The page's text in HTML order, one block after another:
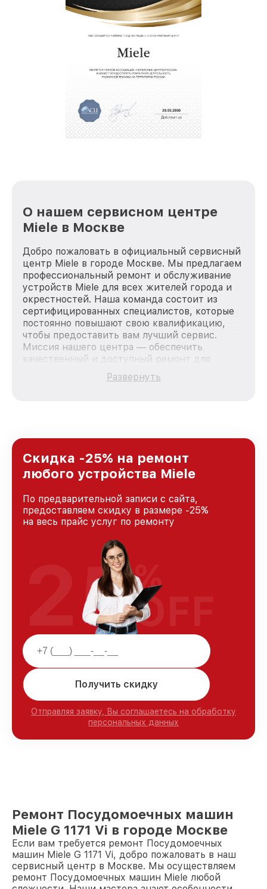
О нашем сервисном центре
Miele в Москве
Добро пожаловать в официальный сервисный
центр Miele в городе Москве. Мы предлагаем
профессиональный ремонт и обслуживание
устройств Miele для всех жителей города и
окрестностей. Наша команда состоит из
сертифицированных специалистов, которые
постоянно повышают свою квалификацию,
чтобы предоставить вам лучший сервис.
Миссия нашего центра — обеспечить
качественный и доступный ремонт для
каждого пользователя продукции Miele, вне
зависимости от сложности поломки. Мы
и лояльности наших клиентов.
Развернуть
Скидка -25% на ремонт
любого устройства Miele
По предварительной записи с сайта,
предоставляем скидку в размере -25%
на весь прайс услуг по ремонту
Получить скидку
Отправляя заявку, Вы соглашаетесь на обработку
персональных данных
25%
OFF
Ремонт Посудомоечных машин
Miele G 1171 Vi в городе Москве
Если вам требуется ремонт Посудомоечных
машин Miele G 1171 Vi, добро пожаловать в наш
сервисный центр в Москве. Мы осуществляем
ремонт Посудомоечных машин Miele любой